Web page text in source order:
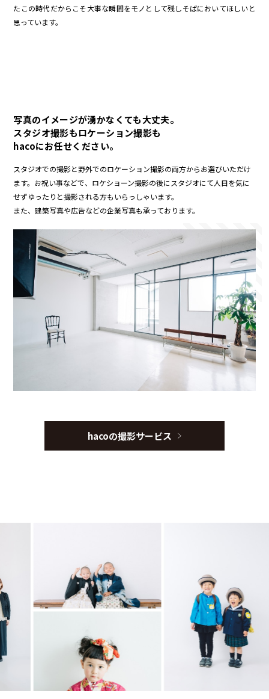
たこの時代だからこそ大事な瞬間をモノとして残しそばにおいてほしいと
思っています。
写真のイメージが湧かなくても大丈夫。
スタジオ撮影もロケーション撮影も
hacoにお任せください。
スタジオでの撮影と野外でのロケーション撮影の両方からお選びいただけ
ます。お祝い事などで、ロケショーン撮影の後にスタジオにて人目を気に
せずゆったりと撮影される方もいらっしゃいます。
また、建築写真や広告などの企業写真も承っております。
hacoの撮影サービス